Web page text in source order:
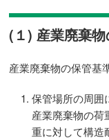
(１) 産業廃棄
産業廃棄物の保管基
保管場所の周囲
産業廃棄物の荷
重に対して構造